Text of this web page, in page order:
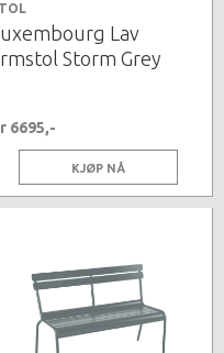
Lav
Storm Grey
6695,-
KJØP NÅ